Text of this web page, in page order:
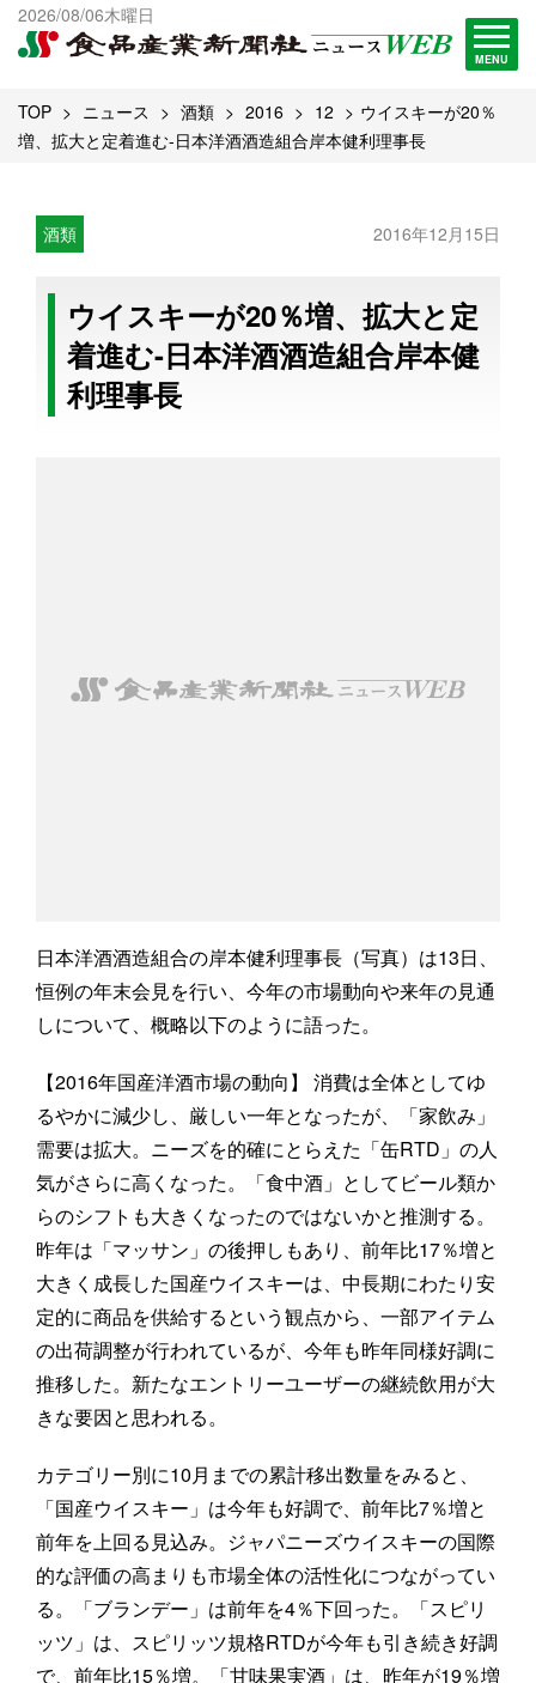
2026/08/06木曜日
MENU
出版物一覧へ
試読・購読申し込み
TOP ニュース 酒類 2016 12
ウイスキーが20％
増、拡大と定着進む-日本洋酒酒造組合岸本健利理事長
酒類 2016年12月15日
ウイスキーが20％増、拡大と定
着進む-日本洋酒酒造組合岸本健
利理事長
日本洋酒酒造組合の岸本健利理事長（写真）は13日、
恒例の年末会見を行い、今年の市場動向や来年の見通
しについて、概略以下のように語った。
【2016年国産洋酒市場の動向】 消費は全体としてゆ
るやかに減少し、厳しい一年となったが、「家飲み」
需要は拡大。ニーズを的確にとらえた「缶RTD」の人
気がさらに高くなった。「食中酒」としてビール類か
らのシフトも大きくなったのではないかと推測する。
昨年は「マッサン」の後押しもあり、前年比17％増と
大きく成長した国産ウイスキーは、中長期にわたり安
定的に商品を供給するという観点から、一部アイテム
の出荷調整が行われているが、今年も昨年同様好調に
推移した。新たなエントリーユーザーの継続飲用が大
きな要因と思われる。
カテゴリー別に10月までの累計移出数量をみると、
「国産ウイスキー」は今年も好調で、前年比7％増と
前年を上回る見込み。ジャパニーズウイスキーの国際
的な評価の高まりも市場全体の活性化につながってい
る。「ブランデー」は前年を4％下回った。「スピリ
ッツ」は、スピリッツ規格RTDが今年も引き続き好調
で、前年比15％増。「甘味果実酒」は、昨年が19％増